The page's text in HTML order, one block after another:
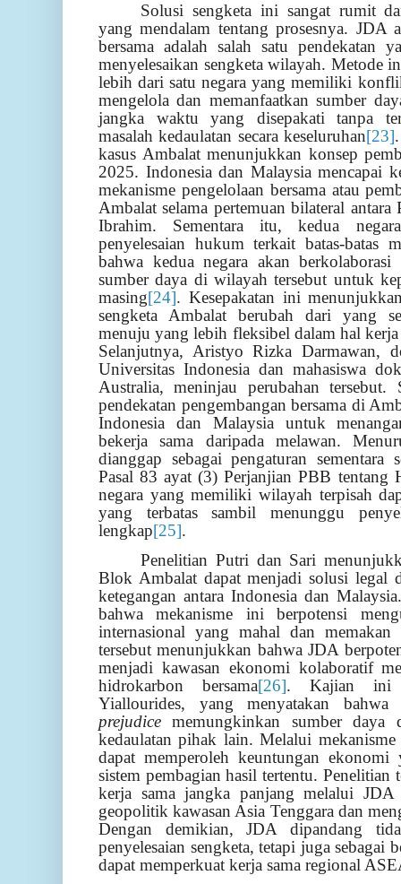
Solusi sengketa ini sangat rumit
yang mendalam tentang prosesnya. JDA
bersama adalah salah satu pendekatan
menyelesaikan sengketa wilayah. Metode
lebih dari satu negara yang memiliki
mengelola dan memanfaatkan sumber
jangka waktu yang disepakati tanpa
masalah kedaulatan secara keseluruhan[23]
kasus Ambalat menunjukkan konsep
2025. Indonesia dan Malaysia mencapai
mekanisme pengelolaan bersama atau
Ambalat selama pertemuan bilateral
Ibrahim. Sementara itu, kedua
penyelesaian hukum terkait batas-batas
bahwa kedua negara akan
sumber daya di wilayah tersebut untuk
masing[24]. Kesepakatan ini
sengketa Ambalat berubah dari yang
menuju yang lebih fleksibel dalam hal
Selanjutnya, Aristyo Rizka Darmawan,
Universitas Indonesia dan mahasiswa
Australia, meninjau perubahan tersebut.
pendekatan pengembangan bersama di
Indonesia dan Malaysia untuk
bekerja sama daripada melawan.
dianggap sebagai pengaturan sementara
Pasal 83 ayat (3) Perjanjian PBB tentang
negara yang memiliki wilayah terpisah
yang terbatas sambil menunggu
lengkap[25].
Penelitian Putri dan Sari
Blok Ambalat dapat menjadi solusi legal
ketegangan antara Indonesia dan
bahwa mekanisme ini berpotensi
internasional yang mahal dan
tersebut menunjukkan bahwa JDA
menjadi kawasan ekonomi kolaboratif
hidrokarbon bersama[26]. Kajian ini
Yiallourides, yang menyatakan
prejudice memungkinkan sumber daya
kedaulatan pihak lain. Melalui
dapat memperoleh keuntungan
sistem pembagian hasil tertentu.
kerja sama jangka panjang melalui JDA
geopolitik kawasan Asia Tenggara dan
Dengan demikian, JDA dipandang
penyelesaian sengketa, tetapi juga sebagai
dapat memperkuat kerja sama regional